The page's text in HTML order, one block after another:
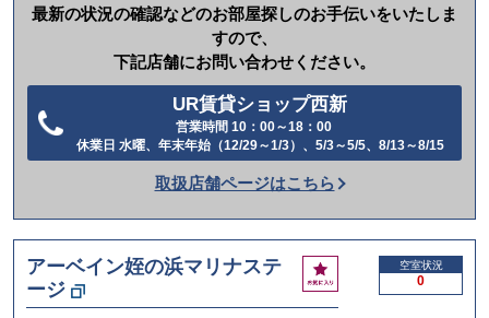
最新の状況の確認などのお部屋探しのお手伝いをいたしま
すので、
下記店舗にお問い合わせください。
UR賃貸ショップ西新
営業時間 10：00～18：00
休業日 水曜、年末年始（12/29～1/3）、5/3～5/5、8/13～8/15
話
か
け
る
取扱店舗ページはこちら
アーベイン姪の浜マリナステ
ージ
お
気
に
空室状況
0